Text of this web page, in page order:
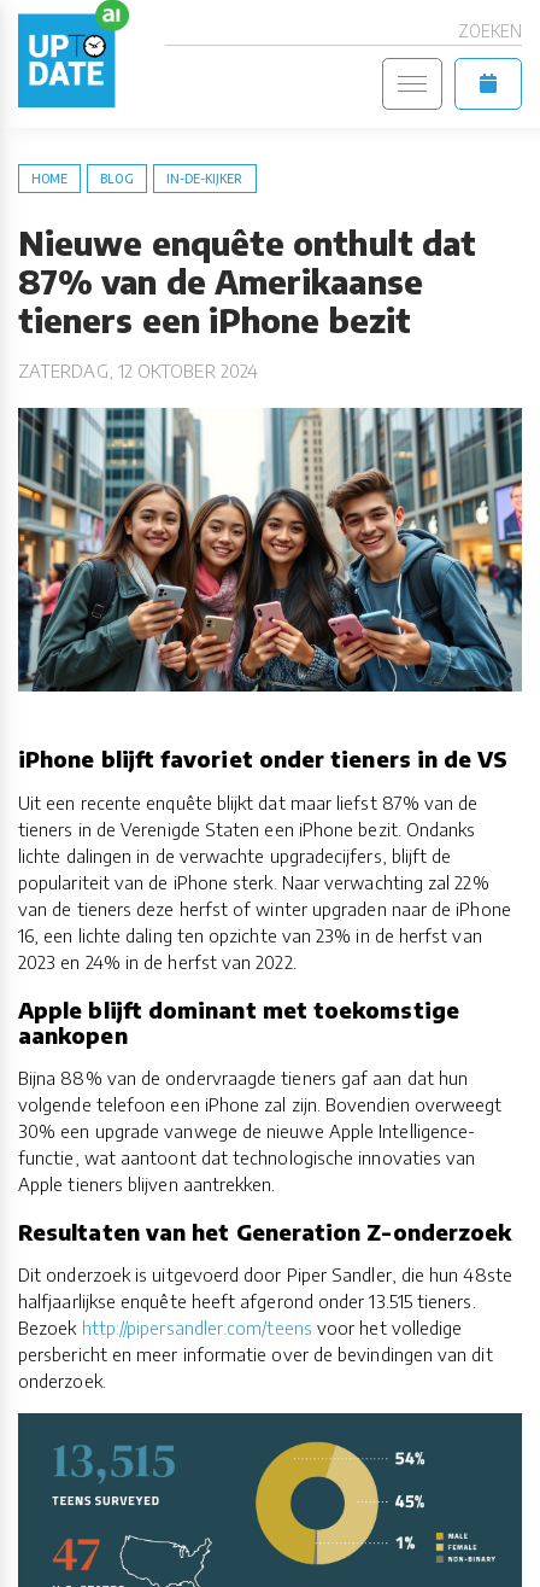
ZOEKEN
HOME BLOG IN-DE-KIJKER
Nieuwe enquête onthult dat
87% van de Amerikaanse
tieners een iPhone bezit
ZATERDAG, 12 OKTOBER 2024
iPhone blijft favoriet onder tieners in de VS
Uit een recente enquête blijkt dat maar liefst 87% van de
tieners in de Verenigde Staten een iPhone bezit. Ondanks
lichte dalingen in de verwachte upgradecijfers, blijft de
populariteit van de iPhone sterk. Naar verwachting zal 22%
van de tieners deze herfst of winter upgraden naar de iPhone
16, een lichte daling ten opzichte van 23% in de herfst van
2023 en 24% in de herfst van 2022.
Apple blijft dominant met toekomstige
aankopen
Bijna 88% van de ondervraagde tieners gaf aan dat hun
volgende telefoon een iPhone zal zijn. Bovendien overweegt
30% een upgrade vanwege de nieuwe Apple Intelligence-
functie, wat aantoont dat technologische innovaties van
Apple tieners blijven aantrekken.
Resultaten van het Generation Z-onderzoek
Dit onderzoek is uitgevoerd door Piper Sandler, die hun 48ste
halfjaarlijkse enquête heeft afgerond onder 13.515 tieners.
Bezoek http://pipersandler.com/teens voor het volledige
persbericht en meer informatie over de bevindingen van dit
onderzoek.